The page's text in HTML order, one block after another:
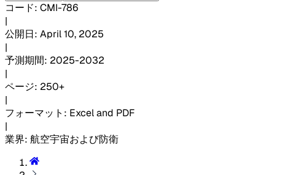
コード: CMI-786
|
公開日: April 10, 2025
|
予測期間: 2025-2032
|
ページ: 250+
|
フォーマット : Excel and PDF
|
業界: 航空宇宙および防衛